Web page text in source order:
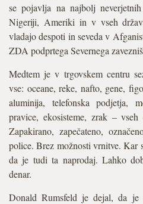
se pojavlja na najbolj
Nigeriji, Ameriki in v vseh
vladajo despoti in seveda v
ZDA podprtega Severnega
Medtem je v trgovskem centru
vse: oceane, reke, nafto, gene,
aluminija, telefonska podjetja,
pravice, ekosisteme, zrak –
Zapakirano, zapečateno,
police. Brez možnosti vrnitve. Kar
da je tudi ta naprodaj. Lahko
denar.
Donald Rumsfeld je dejal, da